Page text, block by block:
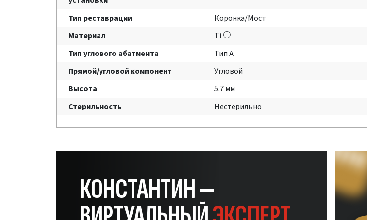
Тип реставрации
Коронка/Мост
Материал
Ti
Тип углового абатмента
Тип А
Прямой/угловой компонент
Угловой
Высота
5.7 мм
Стерильность
Нестерильно
КОНСТАНТИН —